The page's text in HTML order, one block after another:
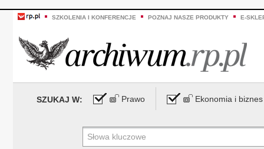
SZKOLENIA I KONFERENCJE POZNAJ NASZE PRODUKTY E-
SZUKAJ W: Prawo Ekonomia i biznes